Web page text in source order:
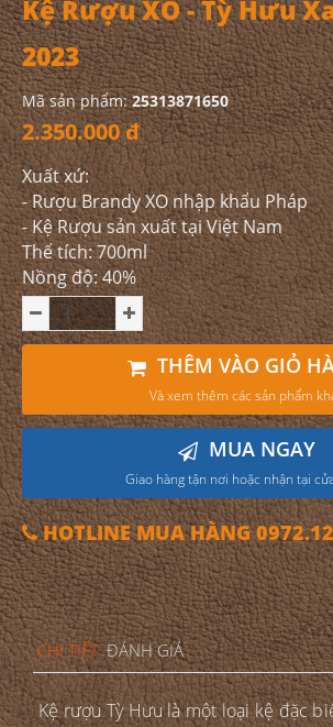
Kệ Rượu XO - Tỳ Hưu
2023
Mã sản phẩm:25313871650
2.350.000 đ
Xuất xứ:
- Rượu Brandy XO nhập khẩu Pháp
- Kệ Rượu sản xuất tại Việt Nam
Thể tích: 700ml
Nồng độ: 40%
THÊM VÀO GIỎ
Và xem thêm các sản phẩm
MUA NGAY
Giao hàng tận nơi hoặc nhận tại
HOTLINE MUA HÀNG
CHI TIẾT ĐÁNH GIÁ
Kệ rượu Tỳ Hưu là một loại kệ đặc